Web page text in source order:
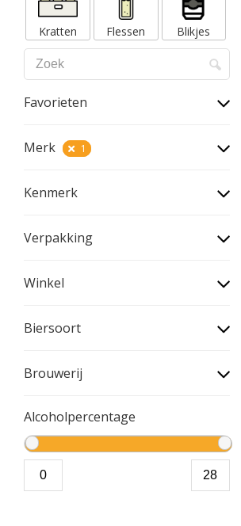
Kratten Flessen Blikjes
Favorieten
Merk 1
Kenmerk
Verpakking
Winkel
Biersoort
Brouwerij
Alcoholpercentage